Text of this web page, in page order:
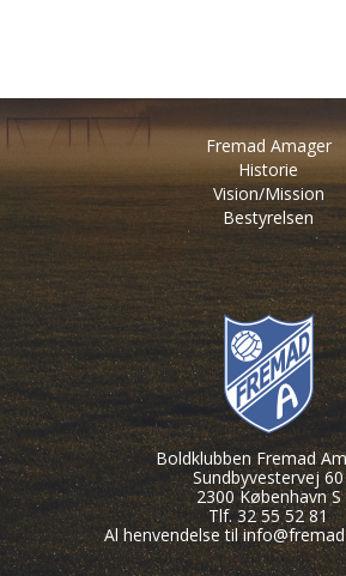
Fremad Amager
Historie
Vision/Mission
Bestyrelsen
Boldklubben Fremad
Sundbyvestervej 60
2300 København S
Tlf. 32 55 52 81
Al henvendelse til